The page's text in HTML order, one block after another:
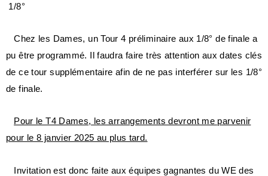
1/8°
Chez les Dames, un Tour 4 préliminaire aux 1/8° de finale a
pu être programmé. Il faudra faire très attention aux dates clés
de ce tour supplémentaire afin de ne pas interférer sur les 1/8°
de finale.
Pour le T4 Dames, les arrangements devront me parvenir
pour le 8 janvier 2025 au plus tard.
Invitation est donc faite aux équipes gagnantes du WE des